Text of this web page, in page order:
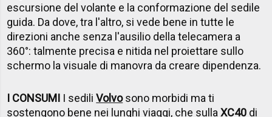
escursione del volante e la conformazione del sedile
guida. Da dove, tra l'altro, si vede bene in tutte le
direzioni anche senza l'ausilio della telecamera a
360°: talmente precisa e nitida nel proiettare sullo
schermo la visuale di manovra da creare dipendenza.
I CONSUMI I sediliVolvosono morbidi ma ti
sostengono bene nei lunghi viaggi, che sullaXC40 di